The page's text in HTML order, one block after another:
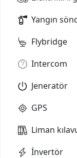
Yangın
Flybridge
Intercom
Jeneratör
GPS
Liman
İnvertör